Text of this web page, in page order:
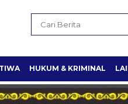
HUKUM & KRIMINAL